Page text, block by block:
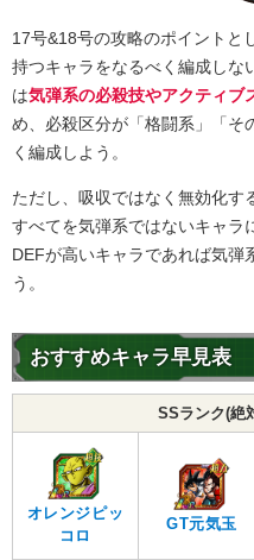
17号&18号の攻略のポイントと
持つキャラをなるべく編成しな
は気弾系の必殺技やアクティブ
め、必殺区分が「格闘系」「そ
く編成しよう。
ただし、吸収ではなく無効化す
すべてを気弾系ではないキャラ
DEFが高いキャラであれば気弾
う。
おすすめキャラ早見表
SSランク(絶
オレンジピッ
コロ
GT元気玉